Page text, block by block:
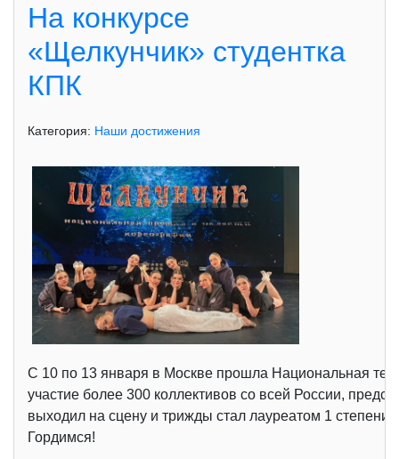
На конкурсе
«Щелкунчик» студентка
КПК
Категория: Наши достижения
С 10 по 13 января в Москве прошла Национальная
участие более 300 коллективов со всей России,
выходил на сцену и трижды стал лауреатом 1 степени!
Гордимся!